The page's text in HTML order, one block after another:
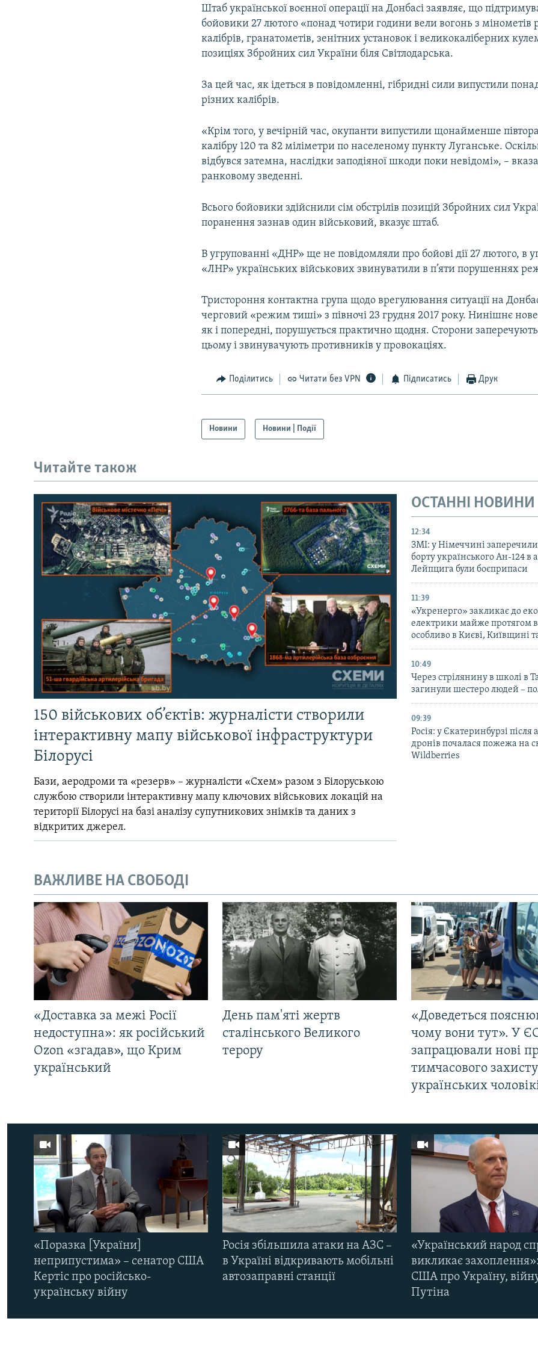
Штаб української воєнної операції на Донбасі заявляє, що
бойовики 27 лютого «понад чотири години вели вогонь з мінометів
калібрів, гранатометів, зенітних установок і великокаліберних
позиціях Збройних сил України біля Світлодарська.
За цей час, як ідеться в повідомленні, гібридні сили випустили
різних калібрів.
«Крім того, у вечірній час, окупанти випустили щонайменше
калібру 120 та 82 міліметри по населеному пункту Луганське.
відбувся затемна, наслідки заподіяної шкоди поки невідомі», –
ранковому зведенні.
Всього бойовики здійснили сім обстрілів позицій Збройних сил
поранення зазнав один військовий, вказує штаб.
В угрупованні «ДНР» ще не повідомляли про бойові дії 27 лютого, в
«ЛНР» українських військових звинуватили в п’яти порушеннях
Тристороння контактна група щодо врегулювання ситуації на
черговий «режим тиші» з півночі 23 грудня 2017 року. Нинішнє
як і попередні, порушується практично щодня. Сторони
цьому і звинувачують противників у провокаціях.
Поділитись Читати без VPN Підписатись Друк
Новини Новини | Події
Читайте також
150 військових об’єктів: журналісти створили
інтерактивну мапу військової інфраструктури
Білорусі
Бази, аеродроми та «резерв» – журналісти «Схем» разом з Білоруською
службою створили інтерактивну мапу ключових військових локацій на
території Білорусі на базі аналізу супутникових знімків та даних з
відкритих джерел.
ОСТАННІ НОВИНИ
12:34
ЗМІ: у Німеччині
борту українського Ан-124 в
Лейпцига були боєприпаси
11:39
«Укренерго» закликає до
електрики майже протягом
особливо в Києві, Київщині
10:49
Через стрілянину в школі в
загинули шестеро людей –
09:39
Росія: у Єкатеринбурзі після
дронів почалася пожежа на
Wildberries
ВАЖЛИВЕ НА СВОБОДІ
«Доставка за межі Росії
недоступна»: як російський
Ozon «згадав», що Крим
український
День пам'яті жертв
сталінського Великого
терору
«Доведеться
чому вони тут». У
запрацювали нові
тимчасового
українських
«Поразка [України]
неприпустима» – сенатор США
Кертіс про російсько-
українську війну
Росія збільшила атаки на АЗС –
в Україні відкривають мобільні
автозаправні станції
«Український народ
викликає
США про Україну,
Путіна